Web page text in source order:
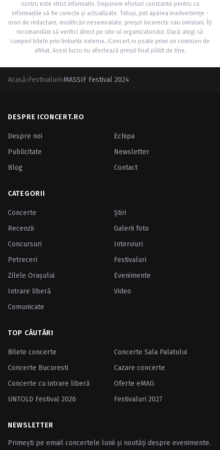
nostru este strict informativ. Depunem eforturi constante pentru ca
informațiile să fie corecte și actualizate. Totuși, pot apărea inadvertențe -
erori de redactare, modificări nesemnalate, prețuri incorecte sau omisiuni. Îți
recomandăm să verifici direct pe site-ul organizatorului. Dacă alegi să
cumperi bilete prin linkurile externe, iConcert.ro poate primi un comision de
afiliat. Acest lucru nu afectează prețul final plătit de tine.
Acasă›Festivaluri›MASSIF Festival 2024
DESPRE ICONCERT.RO
Despre noi
Echipa
Publicitate
Newsletter
Blog
Contact
CATEGORII
Concerte
Ştiri
Recenzii
Galerii foto
Concursuri
Interviuri
Petreceri
Festivaluri
Zilele Oraşului
Evenimente
Intrare liberă
Video
Comunicate
TOP CĂUTĂRI
Bilete concerte
Concerte Sala Palatului
Concerte Bucuresti
Cazare concerte
Concerte cu intrare liberă
Oferte eMAG
UNTOLD Festival 2026
Festivaluri 2027
NEWSLETTER
Primești pe email concertele lunii și noutăți despre evenimente.